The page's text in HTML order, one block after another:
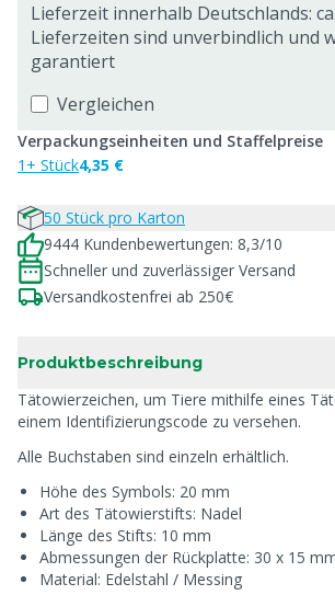
Lieferzeit innerhalb Deutschlands:
Lieferzeiten sind unverbindlich und
garantiert
Vergleichen
Verpackungseinheiten und Staffelpreise
1+ Stück4,35 €
50 Stück pro Karton
9444 Kundenbewertungen: 8,3/10
Schneller und zuverlässiger Versand
Versandkostenfrei ab 250€
Produktbeschreibung
Tätowierzeichen, um Tiere mithilfe eines
einem Identifizierungscode zu versehen.
Alle Buchstaben sind einzeln erhältlich.
Höhe des Symbols: 20 mm
Art des Tätowierstifts: Nadel
Länge des Stifts: 10 mm
Abmessungen der Rückplatte: 30 x 15
Material: Edelstahl / Messing